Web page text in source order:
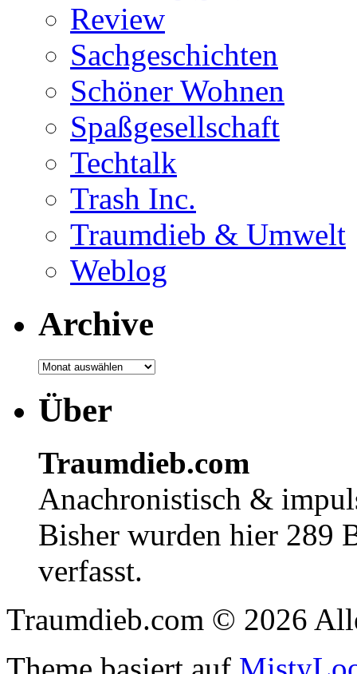
Review
Sachgeschichten
Schöner Wohnen
Spaßgesellschaft
Techtalk
Trash Inc.
Traumdieb & Umwelt
Weblog
Archive
Über
Traumdieb.com
Anachronistisch &
Bisher wurden hier 289
verfasst.
Traumdieb.com © 2026